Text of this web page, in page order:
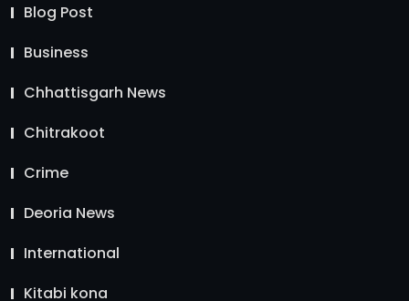
Blog Post
Business
Chhattisgarh News
Chitrakoot
Crime
Deoria News
International
Kitabi kona